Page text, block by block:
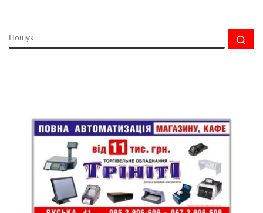
ПОШУК